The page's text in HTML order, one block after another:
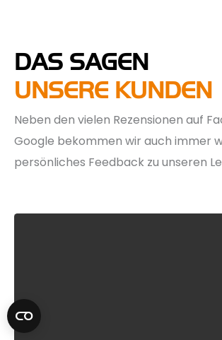
DAS SAGEN
UNSERE KUNDEN
Neben den vielen Rezensionen auf
Google bekommen wir auch immer
persönliches Feedback zu unseren